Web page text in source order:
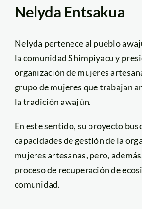
Nelyda Entsakua
Nelyda pertenece al pueblo
la comunidad Shimpiyacu y
organización de mujeres
grupo de mujeres que trabajan
la tradición awajún.
En este sentido, su proyecto
capacidades de gestión de la
mujeres artesanas, pero,
proceso de recuperación de
comunidad.